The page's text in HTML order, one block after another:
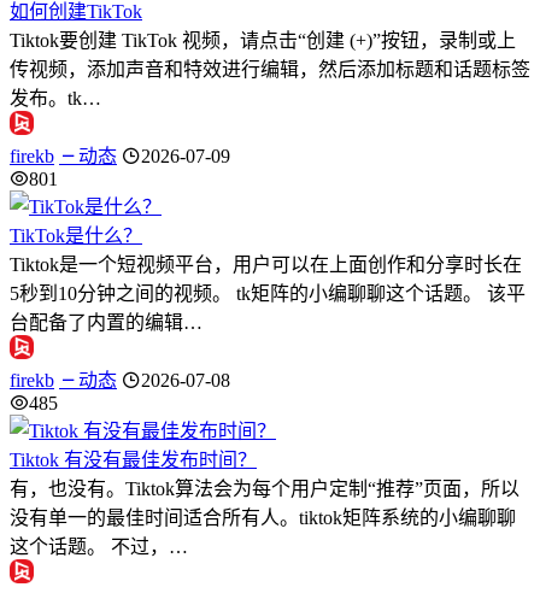
如何创建TikTok
Tiktok要创建 TikTok 视频，请点击“创建 (+)”按钮，录制或上
传视频，添加声音和特效进行编辑，然后添加标题和话题标签
发布。tk…
firekb 动态
2026-07-09
801
TikTok是什么？
Tiktok是一个短视频平台，用户可以在上面创作和分享时长在
5秒到10分钟之间的视频。 tk矩阵的小编聊聊这个话题。 该平
台配备了内置的编辑…
firekb 动态
2026-07-08
485
Tiktok 有没有最佳发布时间？
有，也没有。Tiktok算法会为每个用户定制“推荐”页面，所以
没有单一的最佳时间适合所有人。tiktok矩阵系统的小编聊聊
这个话题。 不过，…